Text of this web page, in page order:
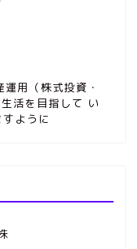
用（株式投資・
活を目指して い
ように